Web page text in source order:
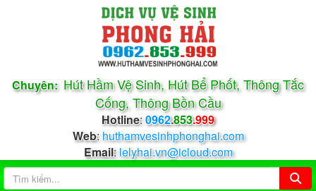
Chuyên: Hút Hầm Vệ Sinh, Hút Bể Phốt, Thông Tắc
Cống, Thông Bồn Cầu
Hotline:0962.853.999
Web: huthamvesinhphonghai.com
Email:lelyhai.vn@icloud.com